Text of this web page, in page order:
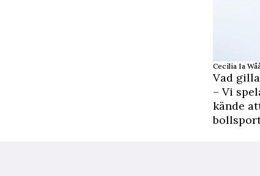
Cecilia Ia
Vad
– Vi
kände